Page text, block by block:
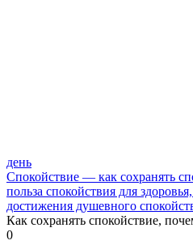
день
Спокойствие — как сохранять
польза спокойствия для
достижения душевного
Как сохранять спокойствие,
0